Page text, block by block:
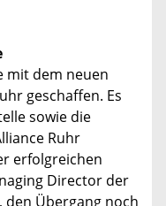
mit dem neuen
geschaffen. Es
sowie die
Ruhr
erfolgreichen
Director der
den Übergang noch